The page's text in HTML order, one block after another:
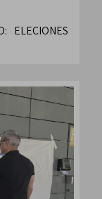
ELECIONES